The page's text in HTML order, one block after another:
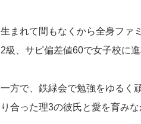
生まれて間もなくから全身ファ
2級、サピ偏差値60で女子校に
一方で、鉄緑会で勉強をゆるく
り合った理3の彼氏と愛を育み